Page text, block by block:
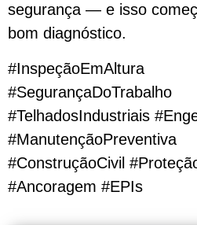
segurança — e isso
bom diagnóstico.
#InspeçãoEmAltura
#SegurançaDoTrabalho
#TelhadosIndustriais
#ManutençãoPreventiva
#ConstruçãoCivil
#Ancoragem #EPIs